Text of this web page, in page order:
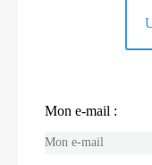
Mon e-mail :